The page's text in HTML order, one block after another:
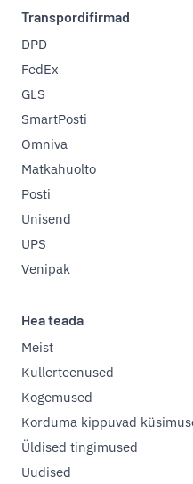
Transpordifirmad
DPD
FedEx
GLS
SmartPosti
Omniva
Matkahuolto
Posti
Unisend
UPS
Venipak
Hea teada
Meist
Kullerteenused
Kogemused
Korduma kippuvad
Üldised tingimused
Uudised